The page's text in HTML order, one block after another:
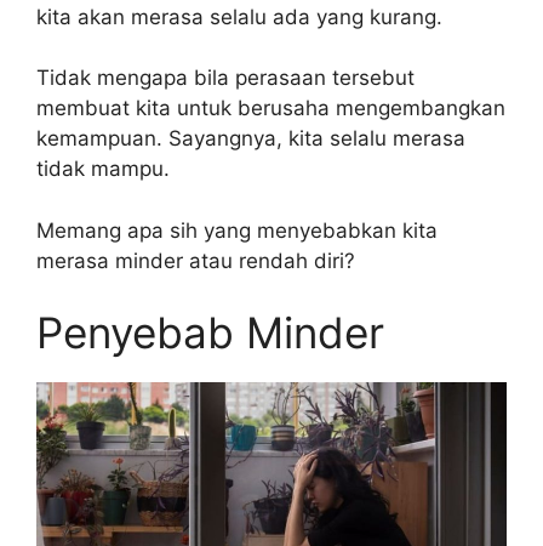
kita akan merasa selalu ada yang kurang.
Tidak mengapa bila perasaan tersebut
membuat kita untuk berusaha mengembangkan
kemampuan. Sayangnya, kita selalu merasa
tidak mampu.
Memang apa sih yang menyebabkan kita
merasa minder atau rendah diri?
Penyebab Minder